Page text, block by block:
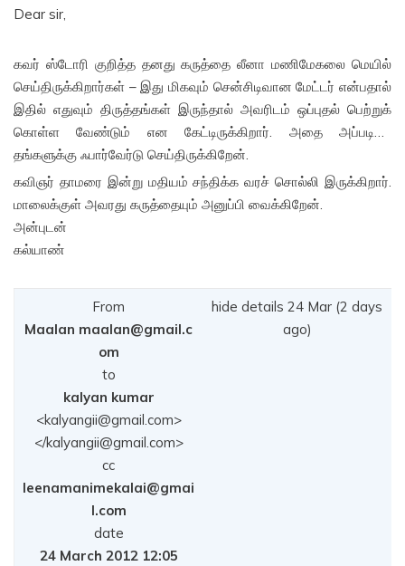
Dear sir,
கவர் ஸ்டோரி குறித்த தனது கருத்தை லீனா மணிமேகலை மெயில்
செய்திருக்கிறார்கள் – இது மிகவும் சென்சிடிவான மேட்டர் என்பதால்
இதில் எதுவும் திருத்தங்கள் இருந்தால் அவரிடம் ஒப்புதல் பெற்றுக்
கொள்ள வேண்டும் என கேட்டிருக்கிறார். அதை அப்படியே
தங்களுக்கு ஃபார்வேர்டு செய்திருக்கிறேன்.
கவிஞர் தாமரை இன்று மதியம் சந்திக்க வரச் சொல்லி இருக்கிறார்.
மாலைக்குள் அவரது கருத்தையும் அனுப்பி வைக்கிறேன்.
அன்புடன்
கல்யாண்
From
Maalan maalan@gmail.c
om
to
kalyan kumar
<kalyangii@gmail.com>
</kalyangii@gmail.com>
cc
leenamanimekalai@gmai
l.com
date
24 March 2012 12:05
hide details 24 Mar (2 days
ago)